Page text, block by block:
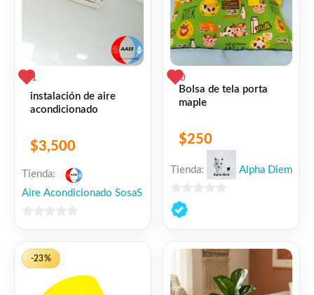
1
instalación de aire
acondicionado
$3,500
Tienda:
Aire Acondicionado SosaS
5
0
Bolsa de tela porta
maple
$250
Tienda: Alpha Diem
0
de
-23%